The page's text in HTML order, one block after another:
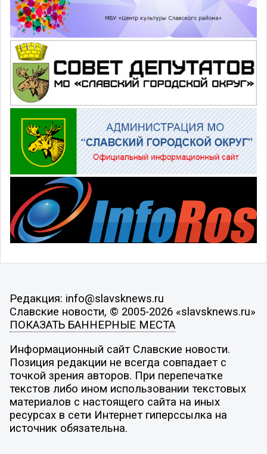
Редакция: info@slavsknews.ru
Славские новости, © 2005-2026 «slavsknews.ru»
ПОКАЗАТЬ БАННЕРНЫЕ МЕСТА
Информационный сайт Славские новости.
Позиция редакции не всегда совпадает с
точкой зрения авторов. При перепечатке
текстов либо ином использовании текстовых
материалов с настоящего сайта на иных
ресурсах в сети Интернет гиперссылка на
источник обязательна.